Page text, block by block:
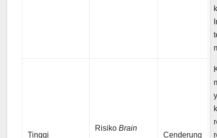
Tinggi
RisikoBrain
Cenderung